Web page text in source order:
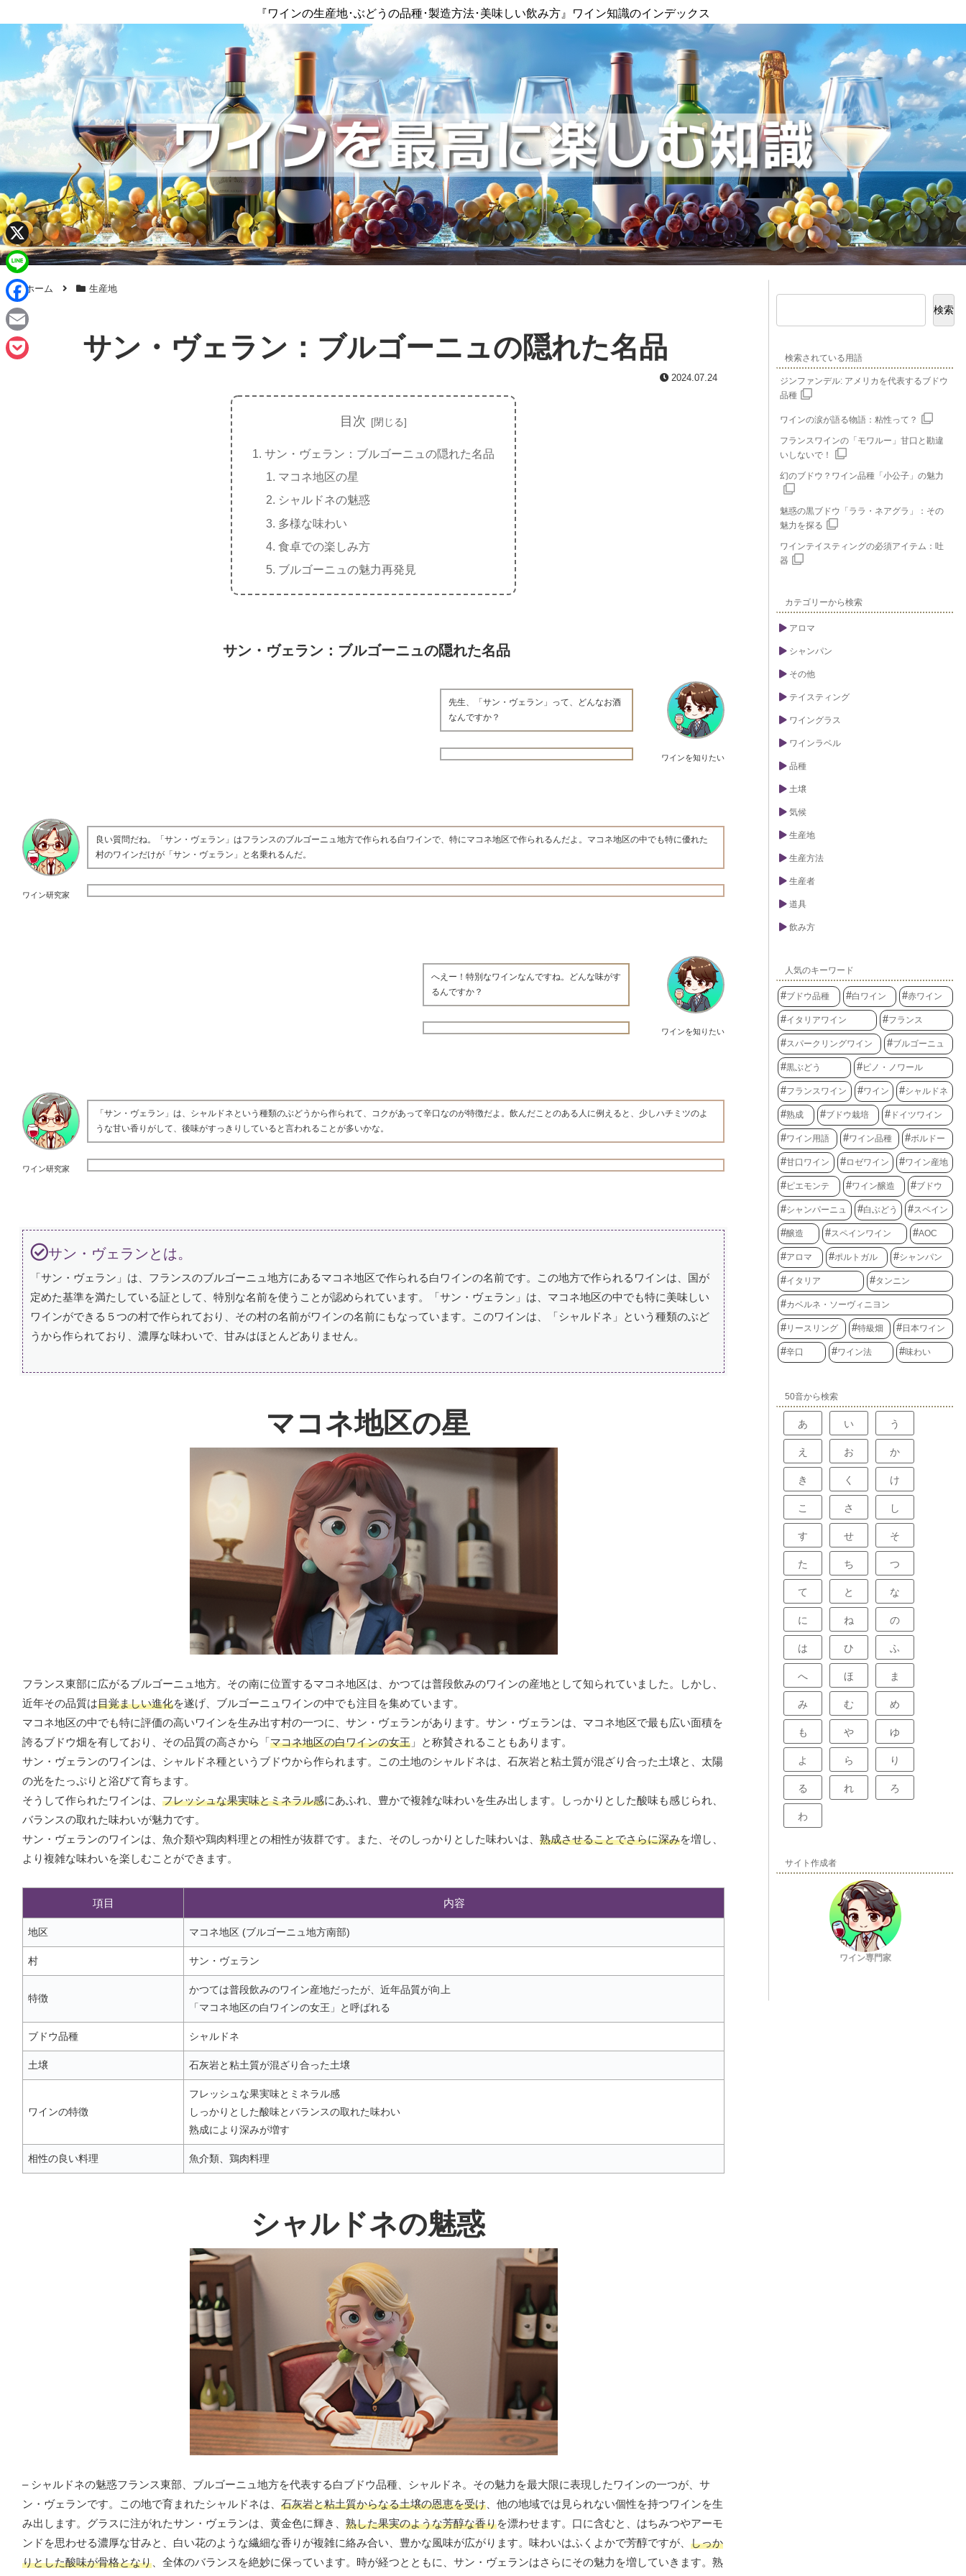
『ワインの生産地･ぶどうの品種･製造方法･美味しい飲み方』ワイン知識のインデックス
ホーム 生産地
サン・ヴェラン：ブルゴーニュの隠れた名品
2024.07.24
目次
サン・ヴェラン：ブルゴーニュの隠れた名品
マコネ地区の星
シャルドネの魅惑
多様な味わい
食卓での楽しみ方
ブルゴーニュの魅力再発見
サン・ヴェラン：ブルゴーニュの隠れた名品
ワインを知りたい
先生、「サン・ヴェラン」って、どんなお酒
なんですか？
ワイン研究家
良い質問だね。「サン・ヴェラン」はフランスのブルゴーニュ地方で作られる白ワインで、特にマコネ地区で作られるんだよ。マコネ地区の中でも特に優れた
村のワインだけが「サン・ヴェラン」と名乗れるんだ。
ワインを知りたい
へえー！特別なワインなんですね。どんな味がす
るんですか？
ワイン研究家
「サン・ヴェラン」は、シャルドネという種類のぶどうから作られて、コクがあって辛口なのが特徴だよ。飲んだことのある人に例えると、少しハチミツのよ
うな甘い香りがして、後味がすっきりしていると言われることが多いかな。
サン・ヴェランとは。
「サン・ヴェラン」は、フランスのブルゴーニュ地方にあるマコネ地区で作られる白ワインの名前です。この地方で作られるワインは、国が
定めた基準を満たしている証として、特別な名前を使うことが認められています。「サン・ヴェラン」は、マコネ地区の中でも特に美味しい
ワインができる５つの村で作られており、その村の名前がワインの名前にもなっています。このワインは、「シャルドネ」という種類のぶど
うから作られており、濃厚な味わいで、甘みはほとんどありません。
マコネ地区の星
フランス東部に広がるブルゴーニュ地方。その南に位置するマコネ地区は、かつては普段飲みのワインの産地として知られていました。しかし、
近年その品質は目覚ましい進化を遂げ、ブルゴーニュワインの中でも注目を集めています。
マコネ地区の中でも特に評価の高いワインを生み出す村の一つに、サン・ヴェランがあります。サン・ヴェランは、マコネ地区で最も広い面積を
誇るブドウ畑を有しており、その品質の高さから「マコネ地区の白ワインの女王 」と称賛されることもあります。
サン・ヴェランのワインは、シャルドネ種というブドウから作られます。この土地のシャルドネは、石灰岩と粘土質が混ざり合った土壌と、太陽
の光をたっぷりと浴びて育ちます。
そうして作られたワインは、 フレッシュな果実味とミネラル感にあふれ、豊かで複雑な味わいを生み出します。しっかりとした酸味も感じられ、
バランスの取れた味わいが魅力です。
サン・ヴェランのワインは、魚介類や鶏肉料理との相性が抜群です。また、そのしっかりとした味わいは、 熟成させることでさらに深みを増し、
より複雑な味わいを楽しむことができます。
項目 内容
地区 マコネ地区 (ブルゴーニュ地方南部)
村 サン・ヴェラン
特徴
かつては普段飲みのワイン産地だったが、近年品質が向上
「マコネ地区の白ワインの女王」と呼ばれる
ブドウ品種 シャルドネ
土壌 石灰岩と粘土質が混ざり合った土壌
ワインの特徴
フレッシュな果実味とミネラル感
しっかりとした酸味とバランスの取れた味わい
熟成により深みが増す
相性の良い料理 魚介類、鶏肉料理
シャルドネの魅惑
– シャルドネの魅惑フランス東部、ブルゴーニュ地方を代表する白ブドウ品種、シャルドネ。その魅力を最大限に表現したワインの一つが、サ
ン・ヴェランです。この地で育まれたシャルドネは、 石灰岩と粘土質からなる土壌の恩恵を受け 、他の地域では見られない個性を持つワインを生
み出します。グラスに注がれたサン・ヴェランは、黄金色に輝き、 熟した果実のような芳醇な香りを漂わせます。口に含むと、はちみつやアーモ
ンドを思わせる濃厚な甘みと、白い花のような繊細な香りが複雑に絡み合い、豊かな風味が広がります。味わいはふくよかで芳醇ですが、 しっか
りとした酸味が骨格となり 、全体のバランスを絶妙に保っています。時が経つとともに、サン・ヴェランはさらにその魅力を増していきます。熟
検索
検索されている用語
ジンファンデル: アメリカを代表するブドウ
品種
ワインの涙が語る物語：粘性って？
フランスワインの「モワルー」甘口と勘違
いしないで！
幻のブドウ？ワイン品種「小公子」の魅力
魅惑の黒ブドウ「ララ・ネアグラ」：その
魅力を探る
ワインテイスティングの必須アイテム：吐
器
カテゴリーから検索
アロマ
シャンパン
その他
テイスティング
ワイングラス
ワインラベル
品種
土壌
気候
生産地
生産方法
生産者
道具
飲み方
人気のキーワード
ブドウ品種 白ワイン 赤ワイン
イタリアワイン フランス
スパークリングワイン ブルゴーニュ
黒ぶどう ピノ・ノワール
フランスワイン ワイン シャルドネ
熟成 ブドウ栽培 ドイツワイン
ワイン用語 ワイン品種 ボルドー
甘口ワイン ロゼワイン ワイン産地
ピエモンテ ワイン醸造 ブドウ
シャンパーニュ 白ぶどう スペイン
醸造 スペインワイン AOC
アロマ ポルトガル シャンパン
イタリア タンニン
カベルネ・ソーヴィニヨン
リースリング 特級畑 日本ワイン
辛口 ワイン法 味わい
50音から検索
あ い う
え お か
き く け
こ さ し
す せ そ
た ち つ
て と な
に ね の
は ひ ふ
へ ほ ま
み む め
も や ゆ
よ ら り
る れ ろ
わ
サイト作成者
ワイン専門家
X
L
n
e
F
a
c
E